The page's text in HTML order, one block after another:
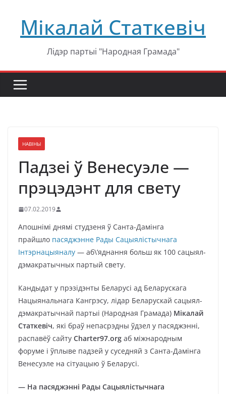
содержимому
Мікалай Статкевіч
Лідэр партыі "Народная Грамада"
НАВІНЫ
Падзеі ў Венесуэле —
прэцэдэнт для свету
07.02.2019
Апошнімі днямі студзеня ў Санта-Дамінга
прайшло пасяджэнне Рады Сацыялістычнага
Інтэрнацыяналу — аб\’яднання больш як 100 сацыял-
дэмакратычных партый свету.
Кандыдат у прэзідэнты Беларусі ад Беларускага
Нацыянальнага Кангрэсу, лідар Беларускай сацыял-
дэмакратычнай партыі (Народная Грамада) Мікалай
Статкевіч, які браў непасрэдны ўдзел у пасяджэнні,
распавёў сайту Charter97.org аб міжнародным
форуме і ўплыве падзей у суседняй з Санта-Дамінга
Венесуэле на сітуацыю ў Беларусі.
— На пасяджэнні Рады Сацыялістычнага